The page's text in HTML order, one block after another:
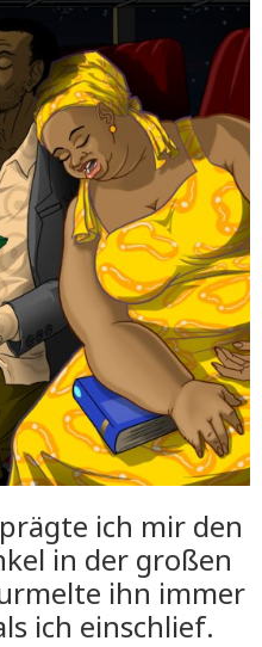
ich mir den
in der großen
ihn immer
ich einschlief.